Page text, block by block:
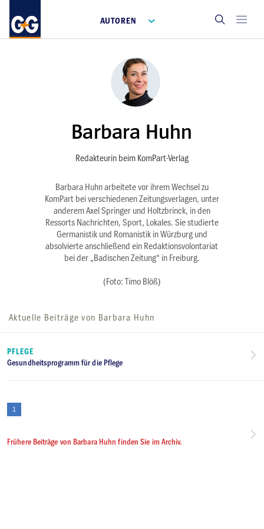
AUTOREN
Barbara Huhn
Redakteurin beim KomPart-Verlag
Barbara Huhn arbeitete vor ihrem Wechsel zu
KomPart bei verschiedenen Zeitungsverlagen, unter
anderem Axel Springer und Holtzbrinck, in den
Ressorts Nachrichten, Sport, Lokales. Sie studierte
Germanistik und Romanistik in Würzburg und
absolvierte anschließend ein Redaktionsvolontariat
bei der „Badischen Zeitung“ in Freiburg.
(Foto: Timo Blöß)
Aktuelle Beiträge von Barbara Huhn
PFLEGE
Gesundheitsprogramm für die Pflege
1
Frühere Beiträge von Barbara Huhn finden Sie im Archiv.